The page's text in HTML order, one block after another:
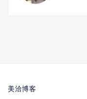
美洽博客